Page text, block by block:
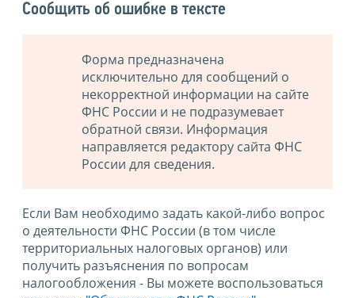
Сообщить об ошибке в тексте
Форма предназначена
исключительно для сообщений о
некорректной информации на сайте
ФНС России и не подразумевает
обратной связи. Информация
направляется редактору сайта ФНС
России для сведения.
Если Вам необходимо задать какой-либо вопрос
о деятельности ФНС России (в том числе
территориальных налоговых органов) или
получить разъяснения по вопросам
налогообложения - Вы можете воспользоваться